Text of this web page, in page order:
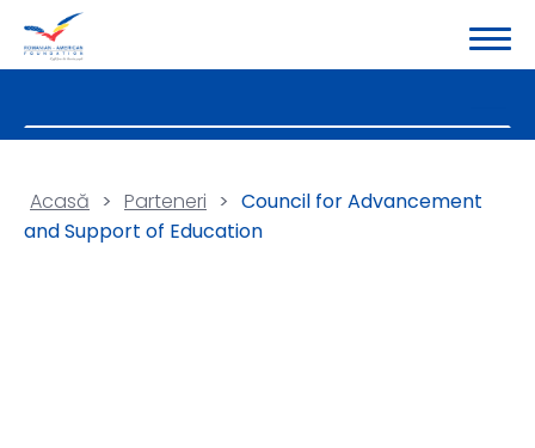
Acasă > Parteneri > Council for Advancement
and Support of Education